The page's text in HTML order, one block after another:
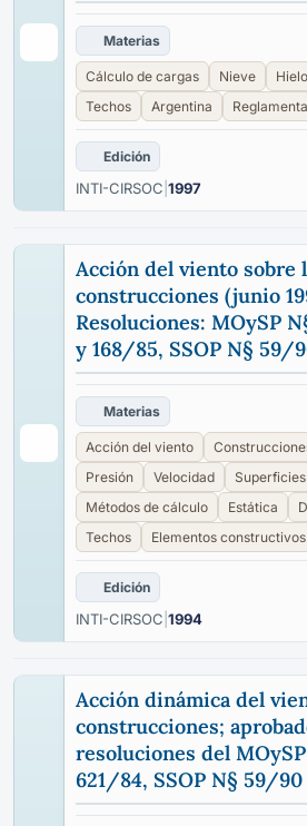
Materias
Cálculo de cargas Nieve Hielo
Techos
Argentina
Edición
INTI-CIRSOC 1997
Acción del viento sobre
construcciones (junio
Resoluciones: MOySP
y 168/85, SSOP N§ 59/
Materias
Acción del viento
Presión
Velocidad Superficies
Métodos de cálculo
Estática
Techos
Elementos constructivos
Edición
INTI-CIRSOC 1994
Acción dinámica del
construcciones;
resoluciones del
621/84, SSOP N§ 59/